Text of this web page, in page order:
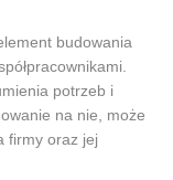
budowania
potrzeb i
na nie, może
firmy oraz jej